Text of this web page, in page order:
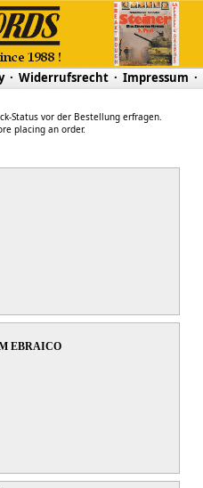
· Widerrufsrecht· Impressum ·
Status vor der Bestellung erfragen.
placing an order.
EBRAICO